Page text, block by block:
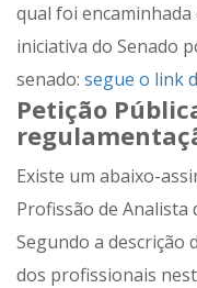
qual foi
iniciativa do Senado
senado: segue o link
Petição
Existe um abaixo-
Profissão de Analista
Segundo a descrição
dos profissionais